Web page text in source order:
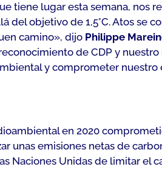
tiene lugar esta semana, nos
del objetivo de 1,5°C. Atos se
camino», dijo Philippe
de CDP y nuestro
y comprometer
en 2020
unas emisiones netas de
Naciones Unidas de limitar el